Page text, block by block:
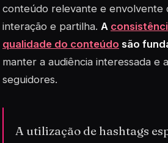
conteúdo relevante e envolvente
interação e partilha. A
qualidade do conteúdo são
manter a audiência interessada e
seguidores.
A utilização de hashtags